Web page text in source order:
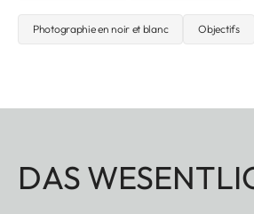
Photographie en noir et blanc Objectifs
DAS